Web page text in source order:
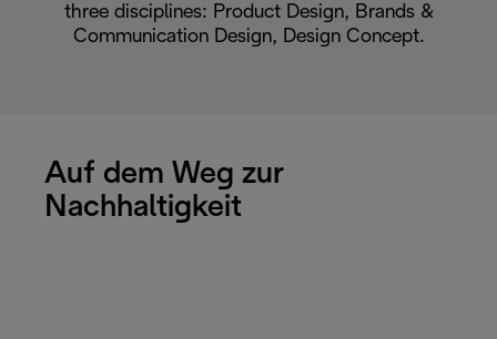
three disciplines: Product Design, Brands &
Communication Design, Design Concept.
Auf dem Weg zur
Nachhaltigkeit